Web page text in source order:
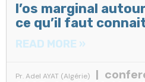
l’os marginal
ce qu’il faut
READ MORE »
Pr. Adel AYAT (Algérie)